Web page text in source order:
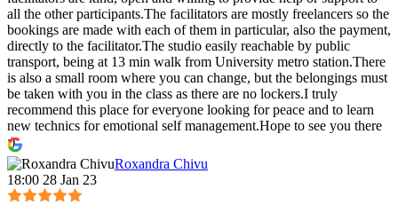
all the other participants.The facilitators are mostly freelancers so the
bookings are made with each of them in particular, also the payment,
directly to the facilitator.The studio easily reachable by public
transport, being at 13 min walk from University metro station.There
is also a small room where you can change, but the belongings must
be taken with you in the class as there are no lockers.I truly
recommend this place for everyone looking for peace and to learn
new technics for emotional self management.Hope to see you there
:)
Roxandra Chivu
18:00 28 Jan 23